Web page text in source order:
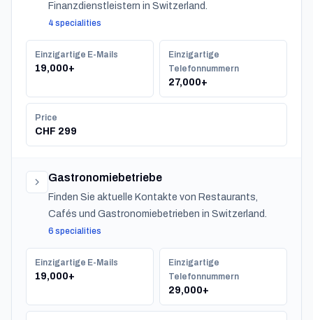
Finanzdienstleistern in Switzerland.
4 specialities
Einzigartige E-Mails
19,000+
Einzigartige
Telefonnummern
27,000+
Price
CHF 299
Gastronomiebetriebe
Finden Sie aktuelle Kontakte von Restaurants,
Cafés und Gastronomiebetrieben in Switzerland.
6 specialities
Einzigartige E-Mails
19,000+
Einzigartige
Telefonnummern
29,000+